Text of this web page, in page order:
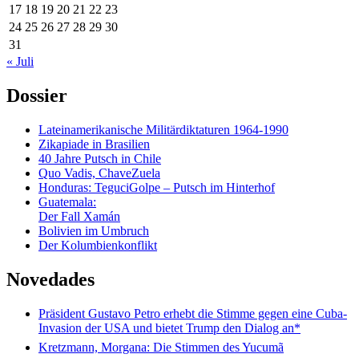
17 18 19 20 21 22 23
24 25 26 27 28 29 30
31
« Juli
Dossier
Lateinamerikanische Militärdiktaturen 1964-1990
Zikapiade in Brasilien
40 Jahre Putsch in Chile
Quo Vadis, ChaveZuela
Honduras: TeguciGolpe – Putsch im Hinterhof
Guatemala:
Der Fall Xamán
Bolivien im Umbruch
Der Kolumbienkonflikt
Novedades
Präsident Gustavo Petro erhebt die Stimme gegen eine Cuba-
Invasion der USA und bietet Trump den Dialog an*
Kretzmann, Morgana: Die Stimmen des Yucumã